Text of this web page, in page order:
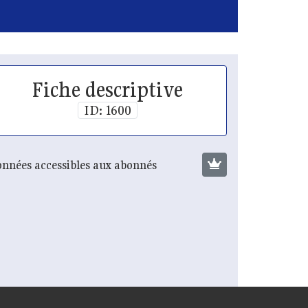
Fiche descriptive
ID: 1600
accessibles aux abonnés